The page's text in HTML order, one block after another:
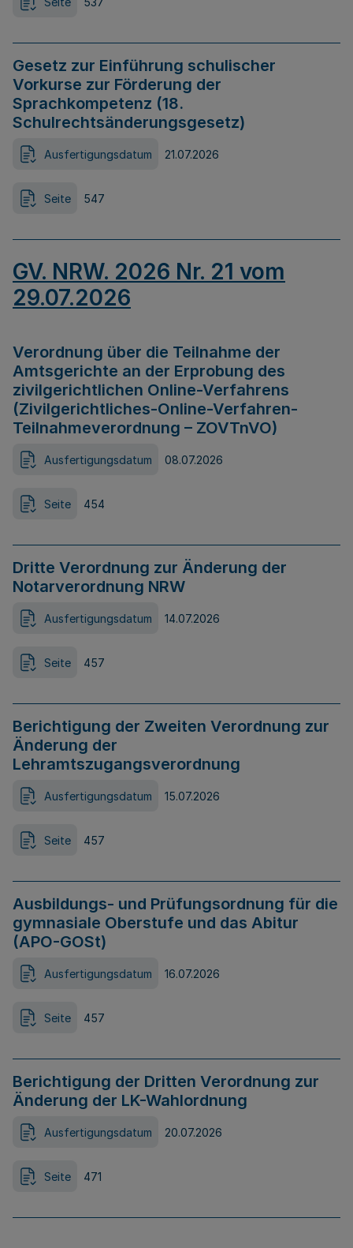
Gesetz zur Einführung schulischer
Vorkurse zur Förderung der
Sprachkompetenz (18.
Schulrechtsänderungsgesetz)
Ausfertigungsdatum 21.07.2026
Seite 547
GV. NRW. 2026 Nr. 21 vom
29.07.2026
Verordnung über die Teilnahme der
Amtsgerichte an der Erprobung des
zivilgerichtlichen Online-Verfahrens
(Zivilgerichtliches-Online-Verfahren-
Teilnahmeverordnung – ZOVTnVO)
Ausfertigungsdatum 08.07.2026
Seite 454
Dritte Verordnung zur Änderung der
Notarverordnung NRW
Ausfertigungsdatum 14.07.2026
Seite 457
Berichtigung der Zweiten Verordnung zur
Änderung der
Lehramtszugangsverordnung
Ausfertigungsdatum 15.07.2026
Seite 457
Ausbildungs- und Prüfungsordnung für die
gymnasiale Oberstufe und das Abitur
(APO-GOSt)
Ausfertigungsdatum 16.07.2026
Seite 457
Berichtigung der Dritten Verordnung zur
Änderung der LK-Wahlordnung
Ausfertigungsdatum 20.07.2026
Seite 471